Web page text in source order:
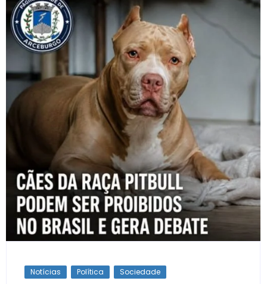
Notícias Política Sociedade